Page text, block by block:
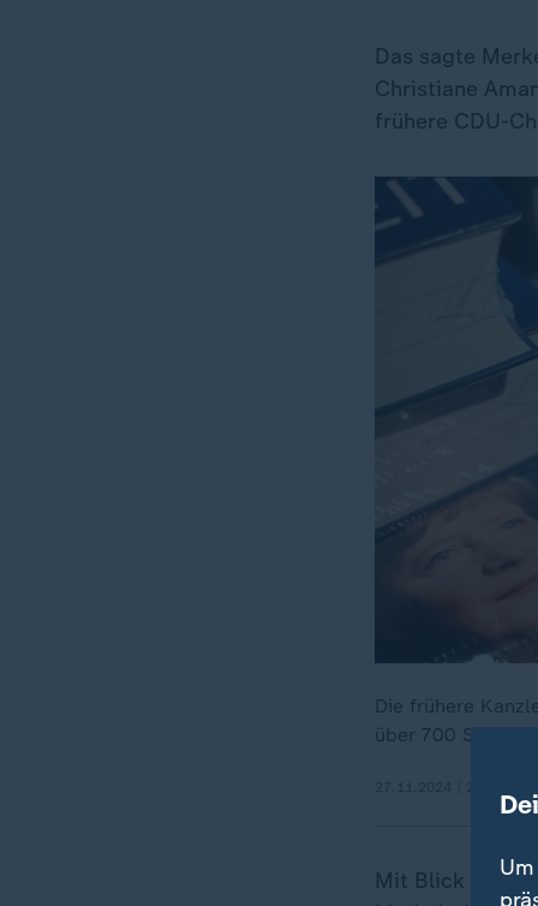
Das sagte
Christiane
frühere CDU-
Die frühere
über 700 Seiten
Mit Blick auf